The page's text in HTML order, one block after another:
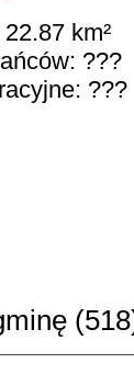
km²
???
???
(518